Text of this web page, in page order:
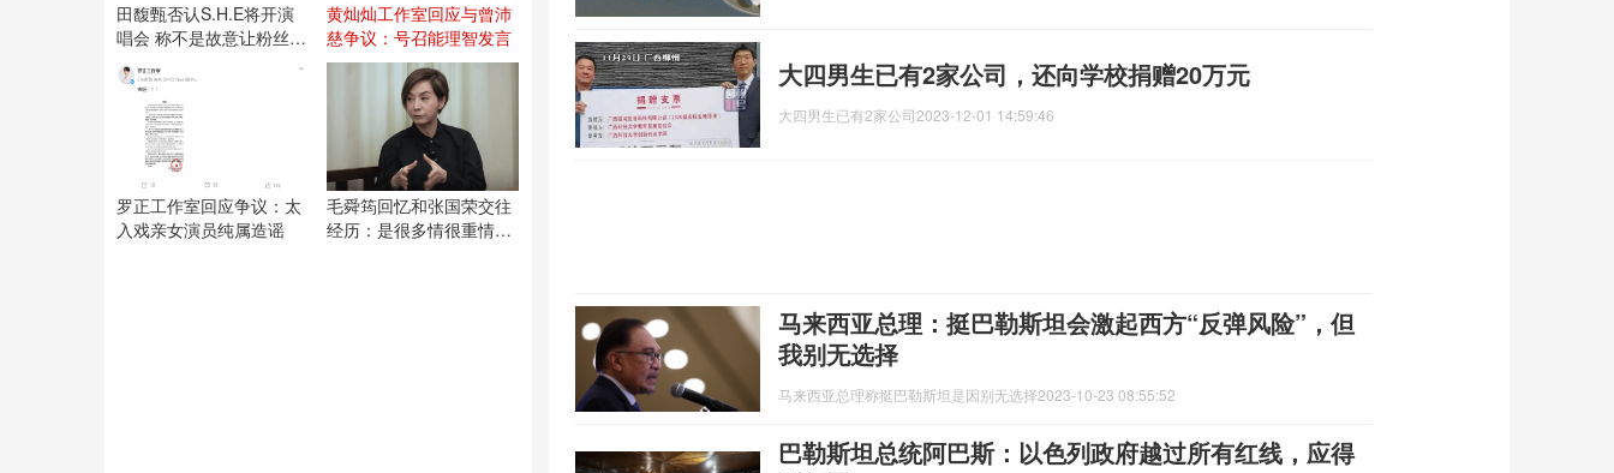
田馥甄否认S.H.E将开演
唱会 称不是故意让粉丝失
望
黄灿灿工作室回应与曾沛
慈争议：号召能理智发言
罗正工作室回应争议：太
入戏亲女演员纯属造谣
毛舜筠回忆和张国荣交往
经历：是很多情很重情的
大四男生已有2家公司，还向学校捐赠20万元
大四男生已有2家公司2023-12-01 14:59:46
马来西亚总理：挺巴勒斯坦会激起西方“反弹风险”，但
我别无选择
马来西亚总理称挺巴勒斯坦是因别无选择2023-10-23 08:55:52
巴勒斯坦总统阿巴斯：以色列政府越过所有红线，应得